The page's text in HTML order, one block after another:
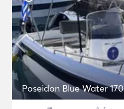
Poseidon Blue Water 170